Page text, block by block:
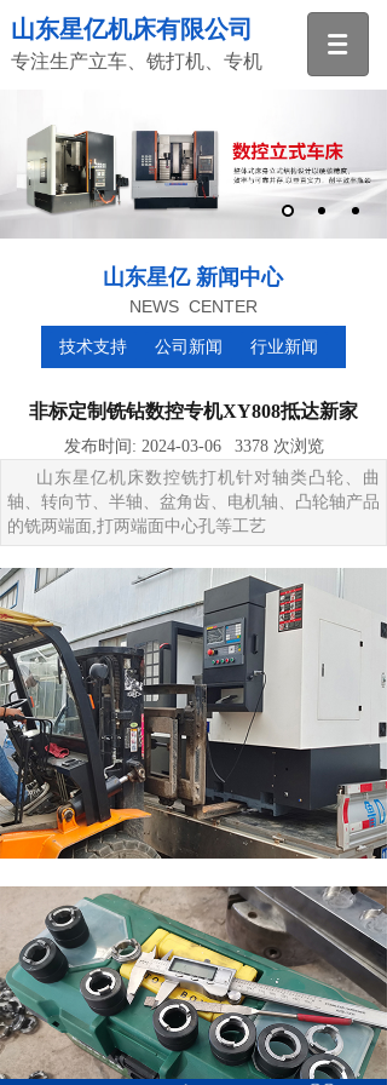
山东星亿机床有限公司
专注生产立车、铣打机、专机
山东星亿 新闻中心
NEWS CENTER
技术支持 公司新闻 行业新闻
非标定制铣钻数控专机XY808抵达新家
发布时间: 2024-03-06 3378 次浏览
山东星亿机床数控铣打机针对轴类凸轮、曲
轴、转向节、半轴、盆角齿、电机轴、凸轮轴产品
的铣两端面,打两端面中心孔等工艺